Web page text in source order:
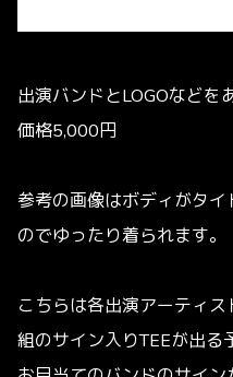
出演バンドとLOGOなど
価格5,000円
参考の画像はボディがタ
のでゆったり着られます。
こちらは各出演アーティ
組のサイン入りTEEが出る